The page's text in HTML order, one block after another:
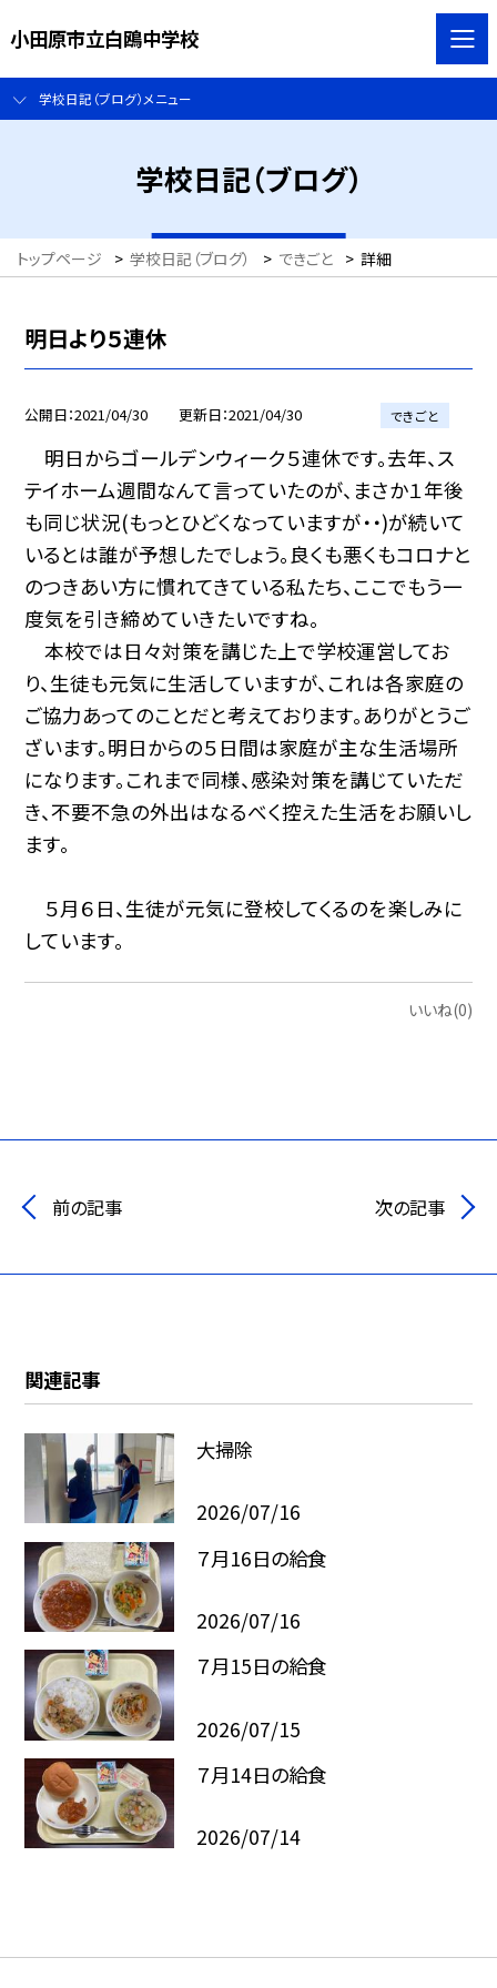
小田原市立白鴎中学校
学校日記（ブログ）メニュー
学校日記（ブログ）
トップページ > 学校日記（ブログ） > できごと > 詳細
明日より５連休
公開日 2021/04/30 更新日 2021/04/30 できごと
明日からゴールデンウィーク５連休です。去年、ス
テイホーム週間なんて言っていたのが、まさか１年後
も同じ状況(もっとひどくなっていますが・・)が続いて
いるとは誰が予想したでしょう。良くも悪くもコロナと
のつきあい方に慣れてきている私たち、ここでもう一
度気を引き締めていきたいですね。
本校では日々対策を講じた上で学校運営してお
り、生徒も元気に生活していますが、これは各家庭の
ご協力あってのことだと考えております。ありがとうご
ざいます。明日からの５日間は家庭が主な生活場所
になります。これまで同様、感染対策を講じていただ
き、不要不急の外出はなるべく控えた生活をお願いし
ます。
５月６日、生徒が元気に登校してくるのを楽しみに
しています。
いいね(0)
前の記事 次の記事
関連記事
大掃除
2026/07/16
７月16日の給食
2026/07/16
７月15日の給食
2026/07/15
７月14日の給食
2026/07/14